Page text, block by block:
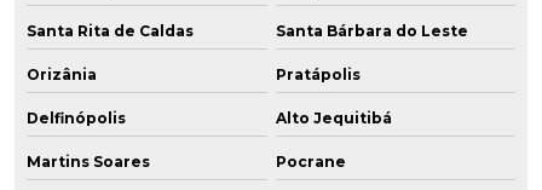
Santa Rita de Caldas Santa Bárbara do Leste
Orizânia Pratápolis
Delfinópolis Alto Jequitibá
Martins Soares Pocrane